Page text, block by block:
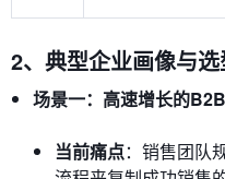
2、典型企业画像与
场景一：高速增长的
当前痛点：销售团队